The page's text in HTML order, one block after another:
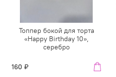
Топпер бокой для торта
«Happy Birthday 10»,
серебро
160 ₽